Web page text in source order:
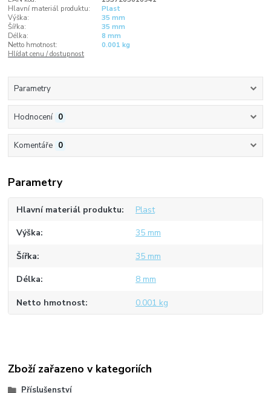
Hlavní materiál produktu:
Plast
Výška:
35 mm
Šířka:
35 mm
Délka:
8 mm
Netto hmotnost:
0.001 kg
Hlídat cenu / dostupnost
Parametry
Hodnocení 0
Komentáře 0
Parametry
Hlavní materiál produktu Plast
Výška 35 mm
Šířka 35 mm
Délka 8 mm
Netto hmotnost 0.001 kg
Zboží zařazeno v kategoriích
Příslušenství